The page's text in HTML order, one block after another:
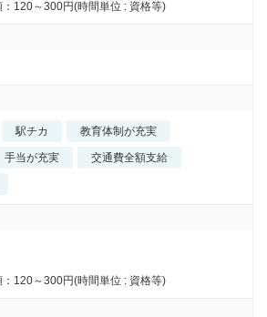
120～300円(時間単位 : 資格等)
駅チカ 教育体制が充実
手当が充実 交通費全額支給
120～300円(時間単位 : 資格等)